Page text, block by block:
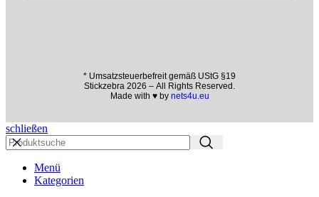
* Umsatzsteuerbefreit gemäß UStG §19
Stickzebra 2026 – All Rights Reserved.
Made with ♥ by nets4u.eu
schließen
Menü
Kategorien